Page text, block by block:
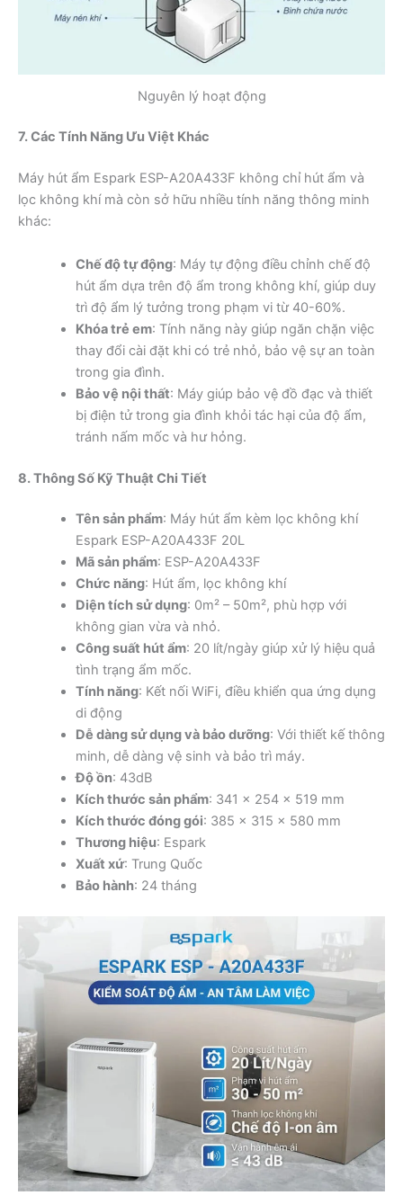
Nguyên lý hoạt động
7. Các Tính Năng Ưu Việt Khác
Máy hút ẩm Espark ESP-A20A433F không chỉ hút ẩm và
lọc không khí mà còn sở hữu nhiều tính năng thông minh
khác:
Chế độ tự động: Máy tự động điều chỉnh chế độ
hút ẩm dựa trên độ ẩm trong không khí, giúp duy
trì độ ẩm lý tưởng trong phạm vi từ 40-60%.
Khóa trẻ em: Tính năng này giúp ngăn chặn việc
thay đổi cài đặt khi có trẻ nhỏ, bảo vệ sự an toàn
trong gia đình.
Bảo vệ nội thất: Máy giúp bảo vệ đồ đạc và thiết
bị điện tử trong gia đình khỏi tác hại của độ ẩm,
tránh nấm mốc và hư hỏng.
8. Thông Số Kỹ Thuật Chi Tiết
Tên sản phẩm: Máy hút ẩm kèm lọc không khí
Espark ESP-A20A433F 20L
Mã sản phẩm: ESP-A20A433F
Chức năng: Hút ẩm, lọc không khí
Diện tích sử dụng: 0m² – 50m², phù hợp với
không gian vừa và nhỏ.
Công suất hút ẩm: 20 lít/ngày giúp xử lý hiệu quả
tình trạng ẩm mốc.
Tính năng: Kết nối WiFi, điều khiển qua ứng dụng
di động
Dễ dàng sử dụng và bảo dưỡng: Với thiết kế thông
minh, dễ dàng vệ sinh và bảo trì máy.
Độ ồn: 43dB
Kích thước sản phẩm: 341 x 254 x 519 mm
Kích thước đóng gói: 385 x 315 x 580 mm
Thương hiệu: Espark
Xuất xứ: Trung Quốc
Bảo hành: 24 tháng